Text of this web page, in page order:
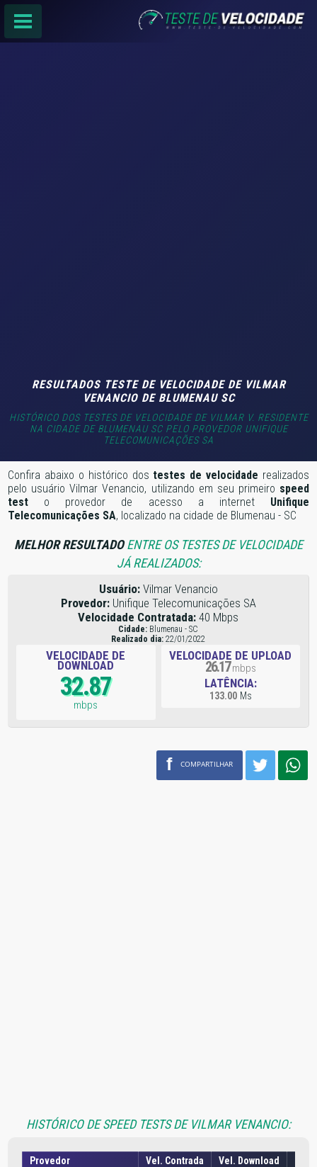
RESULTADOS TESTE DE VELOCIDADE DE VILMAR
VENANCIO DE BLUMENAU SC
HISTÓRICO DOS TESTES DE VELOCIDADE DE VILMAR V. RESIDENTE
NA CIDADE DE BLUMENAU SC PELO PROVEDOR UNIFIQUE
TELECOMUNICAÇÕES SA
Confira abaixo o histórico dos testes de velocidade realizados
pelo usuário Vilmar Venancio, utilizando em seu primeiro speed
test o provedor de acesso a internet Unifique
Telecomunicações SA, localizado na cidade de Blumenau - SC
MELHOR RESULTADOENTRE OS TESTES DE VELOCIDADE
JÁ REALIZADOS:
Usuário:Vilmar Venancio
Provedor:Unifique Telecomunicações SA
Velocidade Contratada: 40 Mbps
Cidade: Blumenau - SC
Realizado dia: 22/01/2022
VELOCIDADE DE
DOWNLOAD
32.87
mbps
VELOCIDADE DE UPLOAD
26.17mbps
LATÊNCIA:
133.00 Ms
f COMPARTILHAR
HISTÓRICO DE SPEED TESTS DE VILMAR VENANCIO:
Provedor Vel. Contrada Vel. Download